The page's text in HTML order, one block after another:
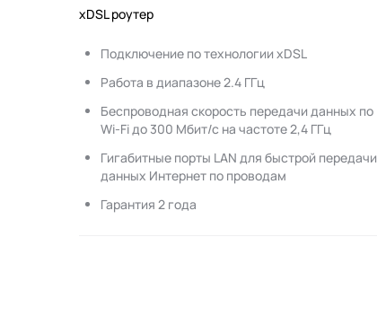
xDSL роутер
Подключение по технологии xDSL
Работа в диапазоне 2.4 ГГц
Беспроводная скорость передачи данных по
Wi-Fi до 300 Мбит/с на частоте 2,4 ГГц
Гигабитные порты LAN для быстрой передачи
данных Интернет по проводам
Гарантия 2 года